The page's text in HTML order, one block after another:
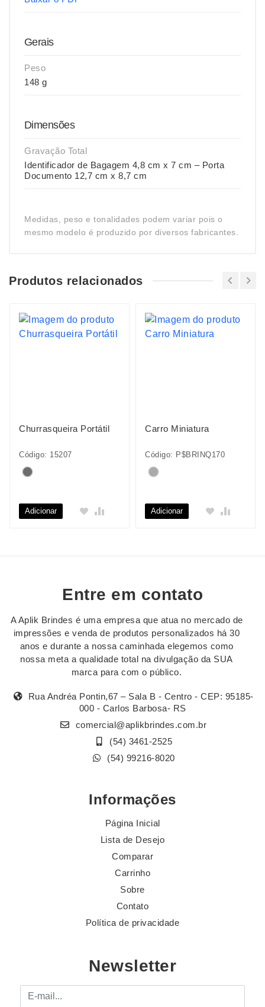
Gerais
Peso
148 g
Dimensões
Gravação Total
Identificador de Bagagem 4,8 cm x 7 cm – Porta
Documento 12,7 cm x 8,7 cm
Medidas, peso e tonalidades podem variar pois o
mesmo modelo é produzido por diversos fabricantes.
Produtos relacionados
Churrasqueira Portátil
Código: 15207
Adicionar
Carro Miniatura
Código: P$BRINQ170
Adicionar
Entre em contato
A Aplik Brindes é uma empresa que atua no mercado de
impressões e venda de produtos personalizados há 30
anos e durante a nossa caminhada elegemos como
nossa meta a qualidade total na divulgação da SUA
marca para com o público.
Rua Andréa Pontin,67 – Sala B - Centro - CEP: 95185-
000 - Carlos Barbosa- RS
comercial@aplikbrindes.com.br
(54) 3461-2525
(54) 99216-8020
Informações
Página Inicial
Lista de Desejo
Comparar
Carrinho
Sobre
Contato
Política de privacidade
Newsletter
E-mail